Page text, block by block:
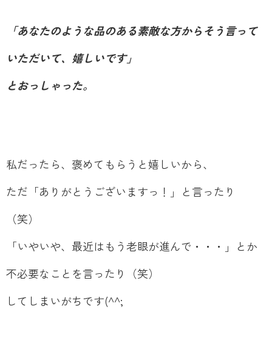
「あなたのような品のある素敵な方からそう言って
いただいて、嬉しいです」
とおっしゃった。
私だったら、褒めてもらうと嬉しいから、
ただ「ありがとうございますっ！」と言ったり
（笑）
「いやいや、最近はもう老眼が進んで・・・」とか
不必要なことを言ったり（笑）
してしまいがちです(^^;